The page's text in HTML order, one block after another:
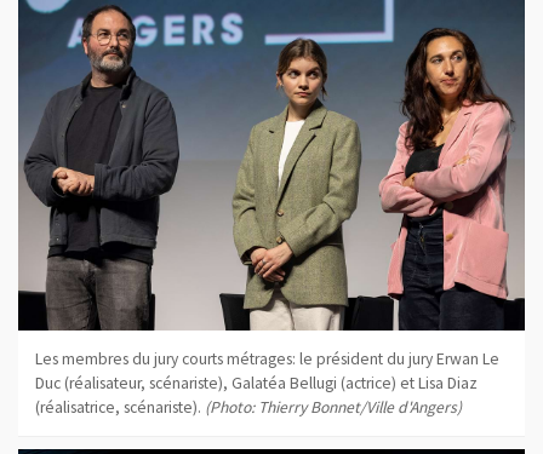
Les membres du jury courts métrages: le président du jury Erwan Le
Duc (réalisateur, scénariste), Galatéa Bellugi (actrice) et Lisa Diaz
(réalisatrice, scénariste). (Photo: Thierry Bonnet/Ville d'Angers)